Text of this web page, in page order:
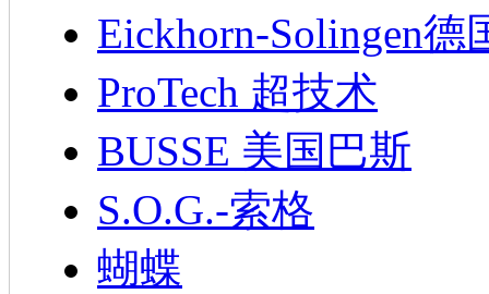
Eickhorn-Solingen德
ProTech 超技术
BUSSE 美国巴斯
S.O.G.-索格
蝴蝶